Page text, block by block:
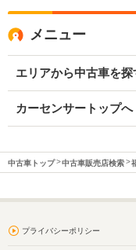
メニュー
エリアから中古車を探
カーセンサートップへ
中古車トップ 中古車販売店検索
プライバシーポリシー